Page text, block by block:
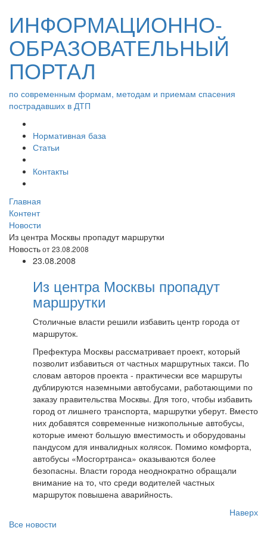
ИНФОРМАЦИОННО-
ОБРАЗОВАТЕЛЬНЫЙ
ПОРТАЛ
по современным формам, методам и приемам спасения
пострадавших в ДТП
Нормативная база
Статьи
Контакты
Главная
Контент
Новости
Из центра Москвы пропадут маршрутки
Новостьот 23.08.2008
23.08.2008
Из центра Москвы пропадут
маршрутки
Столичные власти решили избавить центр города от
маршруток.
Префектура Москвы рассматривает проект, который
позволит избавиться от частных маршрутных такси. По
словам авторов проекта - практически все маршруты
дублируются наземными автобусами, работающими по
заказу правительства Москвы. Для того, чтобы избавить
город от лишнего транспорта, маршрутки уберут. Вместо
них добавятся современные низкопольные автобусы,
которые имеют большую вместимость и оборудованы
пандусом для инвалидных колясок. Помимо комфорта,
автобусы «Мосгортранса» оказываются более
безопасны. Власти города неоднократно обращали
внимание на то, что среди водителей частных
маршруток повышена аварийность.
Наверх
Все новости